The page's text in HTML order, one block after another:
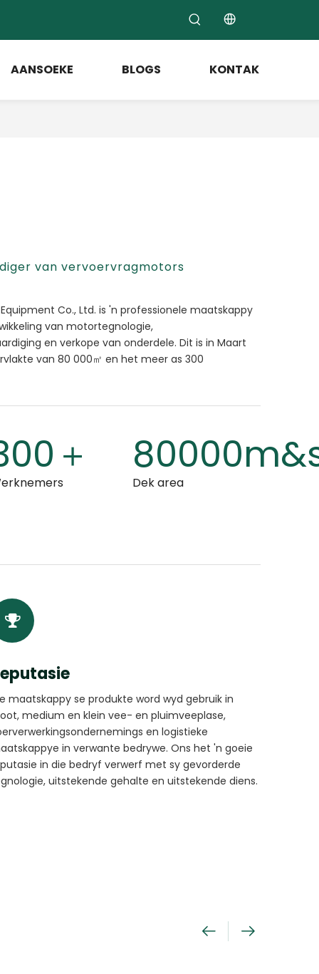
AANSOEKE BLOGS KONTAK
van vervoervragmotors
Co., Ltd. is 'n professionele maatskappy
van motortegnologie,
en verkope van onderdele. Dit is in Maart
van 80 000㎡ en het meer as 300
＋
Dek area
maatskappy se produkte word wyd gebruik in
medium en klein vee- en pluimveeplase,
en logistieke
in verwante bedrywe. Ons het 'n goeie
in die bedryf verwerf met sy gevorderde
uitstekende gehalte en uitstekende diens.